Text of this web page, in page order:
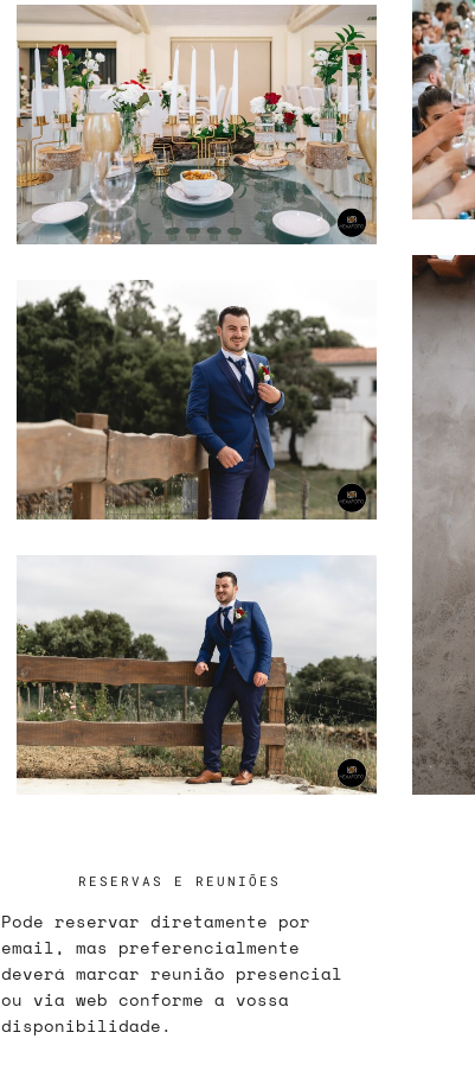
RESERVAS E REUNIÕES
Pode reservar diretamente por
email, mas preferencialmente
deverá marcar reunião presencial
ou via web conforme a vossa
disponibilidade.